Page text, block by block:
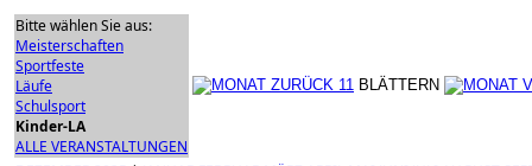
Bitte wählen Sie aus:
Meisterschaften
Sportfeste
Läufe
Schulsport
Kinder-LA
ALLE VERANSTALTUNGEN
BLÄTTERN